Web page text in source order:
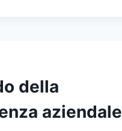
PER
della
aziendale